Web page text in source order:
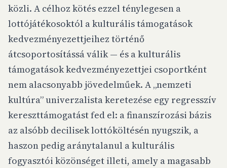
közli. A célhoz kötés ezzel ténylegesen a
lottójátékosoktól a kulturális támogatások
kedvezményezettjeihez történő
átcsoportosítássá válik — és a kulturális
támogatások kedvezményezettjei csoportként
nem alacsonyabb jövedelműek. A „nemzeti
kultúra” univerzalista keretezése egy regresszív
kereszttámogatást fed el: a finanszírozási bázis
az alsóbb decilisek lottóköltésén nyugszik, a
haszon pedig aránytalanul a kulturális
fogyasztói közönséget illeti, amely a magasabb